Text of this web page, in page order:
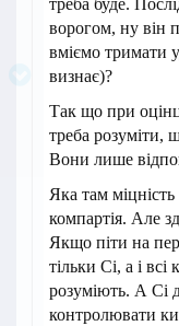
треба буде.
ворогом, ну він
вміємо тримати
визнає)?
Так що при
треба розуміти,
Вони лише
Яка там
компартія. Але
Якщо піти на
тільки Сі, а і
розуміють. А Сі
контролювати